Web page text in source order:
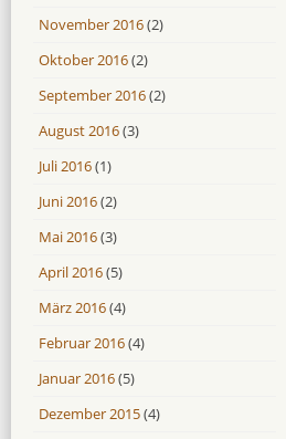
November 2016(2)
Oktober 2016(2)
September 2016(2)
August 2016(3)
Juli 2016(1)
Juni 2016(2)
Mai 2016(3)
April 2016(5)
März 2016(4)
Februar 2016(4)
Januar 2016(5)
Dezember 2015(4)